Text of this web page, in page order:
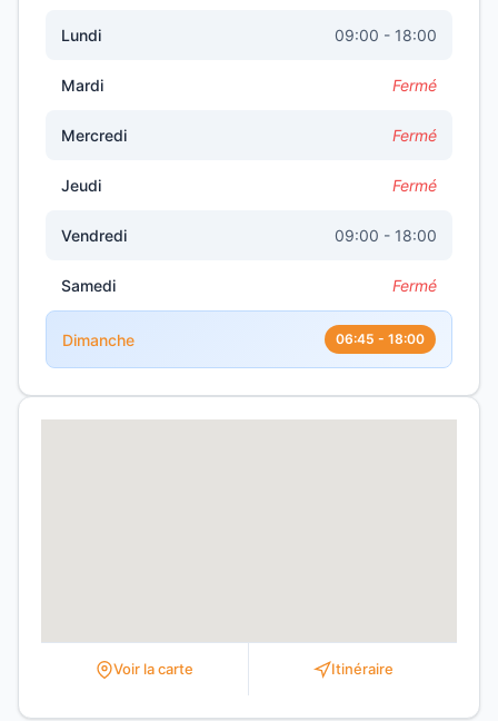
Lundi 09:00 - 18:00
Mardi Fermé
Mercredi Fermé
Jeudi Fermé
Vendredi 09:00 - 18:00
Samedi Fermé
Dimanche 06:45 - 18:00
Voir la carte Itinéraire